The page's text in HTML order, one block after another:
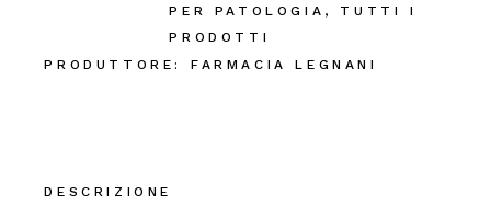
PER PATOLOGIA , TUTTI I
PRODOTTI
PRODUTTORE:
FARMACIA LEGNANI
DESCRIZIONE